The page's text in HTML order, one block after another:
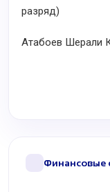
разряд)
Атабоев Шерали
Финансовые